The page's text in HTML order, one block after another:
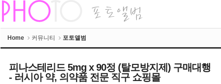
Home 커뮤니티 포토앨범
피나스테리드 5mg x 90정 (탈모방지제) 구매대행
- 러시아 약, 의약품 전문 직구 쇼핑몰